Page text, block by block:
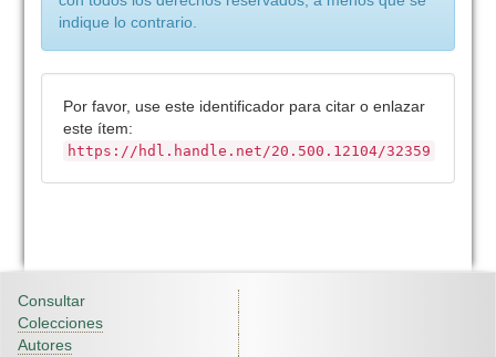
indique lo contrario.
Por favor, use este identificador para citar o enlazar
este ítem:
https://hdl.handle.net/20.500.12104/32359
Consultar
Colecciones
Autores